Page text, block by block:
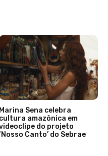
Marina Sena celebra
cultura amazônica em
do projeto
Canto’ do Sebrae